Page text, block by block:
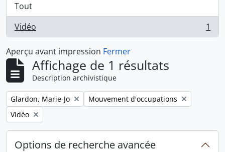
Tout
Vidéo
, 1 résultats 1
Aperçu avant impression Fermer
Affichage de 1 résultats
Description archivistique
Remove filter:
Glardon, Marie-Jo Remove filter:
Mouvement d'occupations
Remove filter:
Vidéo
Options de recherche avancée